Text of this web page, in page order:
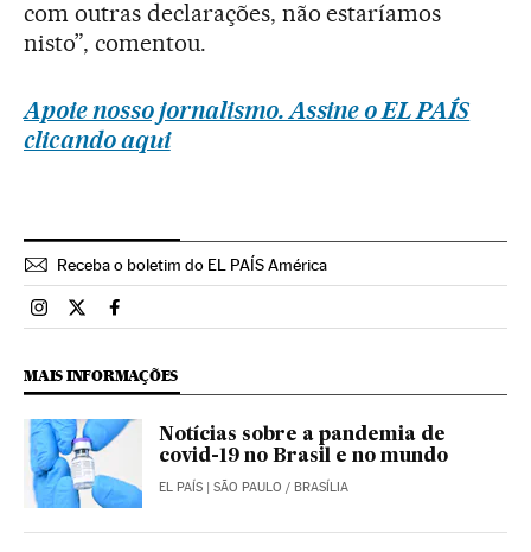
com outras declarações, não estaríamos
nisto”, comentou.
Apoie nosso jornalismo. Assine o EL PAÍS
clicando aqui
Receba o boletim do EL PAÍS América
Brasil El País Brasil en Instagram
Brasil El País Brasil en Twitter
Brasil El País Brasil en Facebook
MAIS INFORMAÇÕES
Notícias sobre a pandemia de
covid-19 no Brasil e no mundo
EL PAÍS | SÃO PAULO / BRASÍLIA